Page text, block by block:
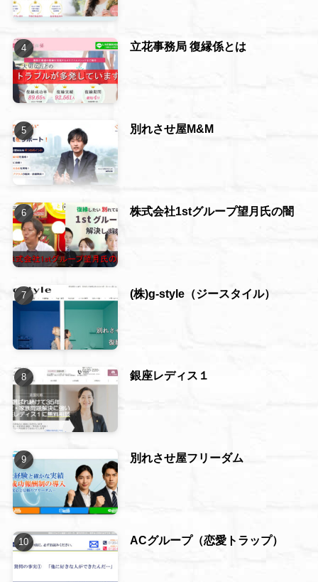
立花事務局 復縁係とは
別れさせ屋M&M
株式会社1stグループ望月氏の闇
(株)g-style（ジースタイル）
銀座レディス１
別れさせ屋フリーダム
ACグループ（恋愛トラップ）